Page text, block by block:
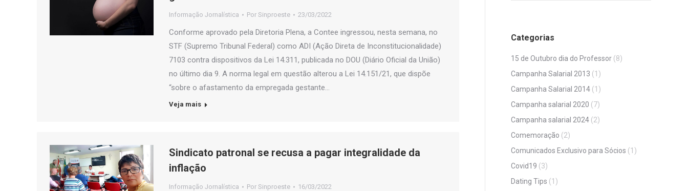
Informação Jornalística Por Sinproeste 23/03/2022
Conforme aprovado pela Diretoria Plena, a Contee ingressou, nesta semana, no
STF (Supremo Tribunal Federal) como ADI (Ação Direta de Inconstitucionalidade)
7103 contra dispositivos da Lei 14.311, publicada no DOU (Diário Oficial da União)
no último dia 9. A norma legal em questão alterou a Lei 14.151/21, que dispõe
“sobre o afastamento da empregada gestante…
Veja mais
Sindicato patronal se recusa a pagar integralidade da
inflação
Informação Jornalística Por Sinproeste 16/03/2022
Categorias
15 de Outubro dia do Professor (8)
Campanha Salarial 2013 (1)
Campanha Salarial 2014 (1)
Campanha salarial 2020 (7)
Campanha salarial 2024 (2)
Comemoração (2)
Comunicados Exclusivo para Sócios (1)
Covid19 (3)
Dating Tips (1)